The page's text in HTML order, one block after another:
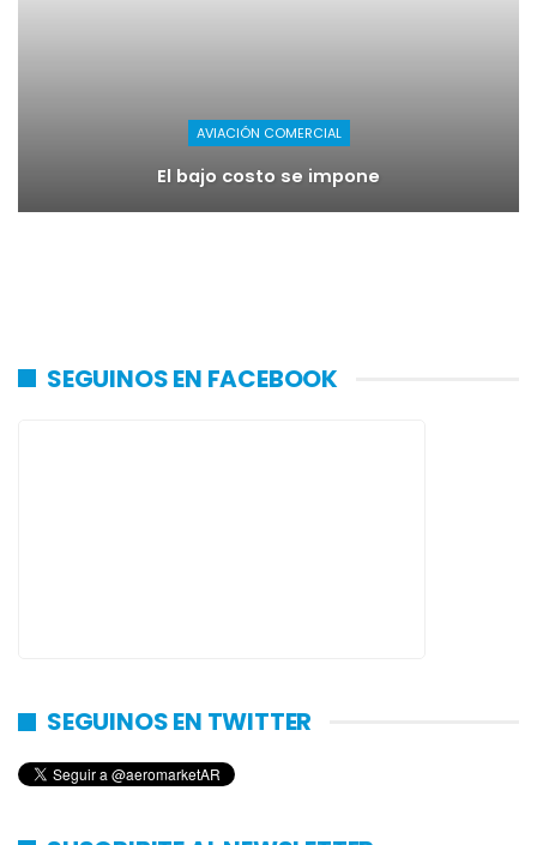
AVIACIÓN COMERCIAL
El bajo costo se impone
SEGUINOS EN FACEBOOK
SEGUINOS EN TWITTER